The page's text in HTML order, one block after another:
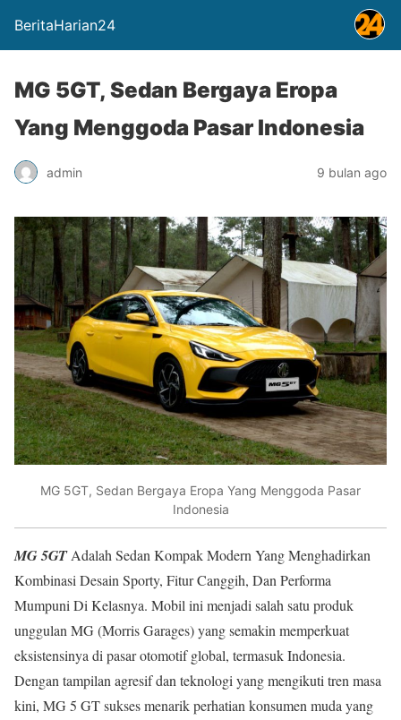
BeritaHarian24
MG 5GT, Sedan Bergaya Eropa
Yang Menggoda Pasar Indonesia
admin 9 bulan ago
MG 5GT, Sedan Bergaya Eropa Yang Menggoda Pasar
Indonesia
MG 5GTAdalah Sedan Kompak Modern Yang Menghadirkan
Kombinasi Desain Sporty, Fitur Canggih, Dan Performa
Mumpuni Di Kelasnya. Mobil ini menjadi salah satu produk
unggulan MG (Morris Garages) yang semakin memperkuat
eksistensinya di pasar otomotif global, termasuk Indonesia.
Dengan tampilan agresif dan teknologi yang mengikuti tren masa
kini, MG 5 GT sukses menarik perhatian konsumen muda yang